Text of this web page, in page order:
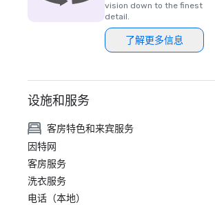
vision down to the finest
detail.
了解更多信息
设施和服务
客房特色和来宾服务
因特网
客房服务
洗衣服务
电话（本地）